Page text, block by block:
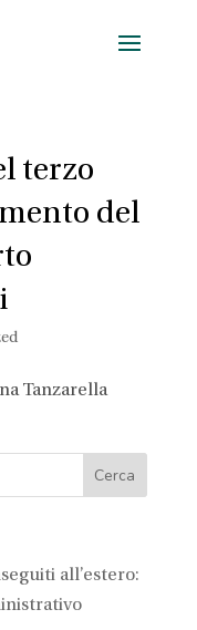
terzo
del
Tanzarella
all’estero: